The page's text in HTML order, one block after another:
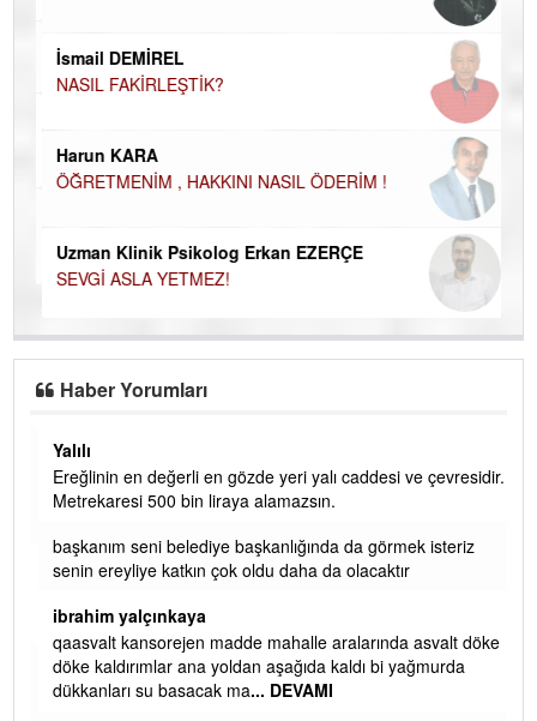
İsmail DEMİREL
NASIL FAKİRLEŞTİK?
Harun KARA
ÖĞRETMENİM , HAKKINI NASIL ÖDERİM !
Uzman Klinik Psikolog Erkan EZERÇE
SEVGİ ASLA YETMEZ!
Haber Yorumları
Yalılı
Ereğlinin en değerli en gözde yeri yalı caddesi ve çevresidir.
Metrekaresi 500 bin liraya alamazsın.
başkanım seni belediye başkanlığında da görmek isteriz
senin ereyliye katkın çok oldu daha da olacaktır
ibrahim yalçınkaya
qaasvalt kansorejen madde mahalle aralarında asvalt döke
döke kaldırımlar ana yoldan aşağıda kaldı bi yağmurda
dükkanları su basacak ma... DEVAMI